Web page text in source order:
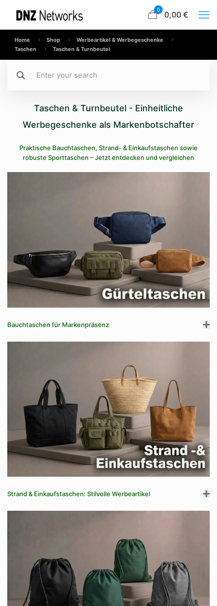
0 0,00 €
Home Shop
Werbeartikel & Werbegeschenke
Taschen
Taschen & Turnbeutel
Taschen & Turnbeutel - Einheitliche
Werbegeschenke als Markenbotschafter
Praktische Bauchtaschen, Strand- & Einkaufstaschen sowie
robuste Sporttaschen – Jetzt entdecken und vergleichen
Bauchtaschen für Markenpräsenz
Strand & Einkaufstaschen: Stilvolle Werbeartikel